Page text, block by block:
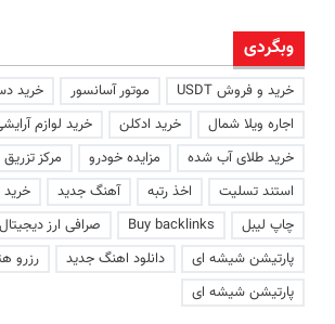
وبگردی
خرید و فروش USDT موتور آسانسور
خرید
اجاره ویلا شمال
خرید ادکلن
خرید لوازم
خرید طلای آب شده
مزایده خودرو
مرکز
استند تسلیت
اخذ رتبه آهنگ جدید
چاپ لیبل
Buy backlinks صرافی ارز دیجیتال
پارتیشن شیشه ای
دانلود اهنگ جدید
رزرو
پارتیشن شیشه ای